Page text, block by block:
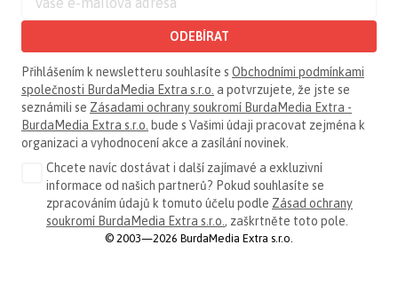
ODEBÍRAT
Přihlášením k newsletteru souhlasíte s Obchodními podmínkami
společnosti BurdaMedia Extra s.r.o. a potvrzujete, že jste se
seznámili se Zásadami ochrany soukromí BurdaMedia Extra -
BurdaMedia Extra s.r.o. bude s Vašimi údaji pracovat zejména k
organizaci a vyhodnocení akce a zasílání novinek.
Chcete navíc dostávat i další zajímavé a exkluzivní
informace od našich partnerů? Pokud souhlasíte se
zpracováním údajů k tomuto účelu podle Zásad ochrany
soukromí BurdaMedia Extra s.r.o., zaškrtněte toto pole.
© 2003—2026 BurdaMedia Extra s.r.o.